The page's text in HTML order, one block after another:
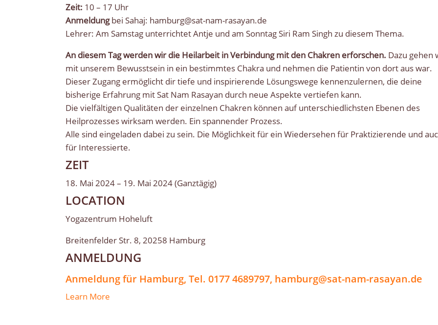
Zeit: 10 – 17 Uhr
Anmeldungbei Sahaj: hamburg@sat-nam-rasayan.de
Lehrer: Am Samstag unterrichtet Antje und am Sonntag Siri Ram Singh zu diesem Thema.
An diesem Tag werden wir die Heilarbeit in Verbindung mit den Chakren erforschen. Dazu gehen
mit unserem Bewusstsein in ein bestimmtes Chakra und nehmen die Patientin von dort aus war.
Dieser Zugang ermöglicht dir tiefe und inspirierende Lösungswege kennenzulernen, die deine
bisherige Erfahrung mit Sat Nam Rasayan durch neue Aspekte vertiefen kann.
Die vielfältigen Qualitäten der einzelnen Chakren können auf unterschiedlichsten Ebenen des
Heilprozesses wirksam werden. Ein spannender Prozess.
Alle sind eingeladen dabei zu sein. Die Möglichkeit für ein Wiedersehen für Praktizierende und
für Interessierte.
ZEIT
18. Mai 2024 – 19. Mai 2024 (Ganztägig)
LOCATION
Yogazentrum Hoheluft
Breitenfelder Str. 8, 20258 Hamburg
ANMELDUNG
Anmeldung für Hamburg, Tel. 0177 4689797, hamburg@sat-nam-rasayan.de
Learn More